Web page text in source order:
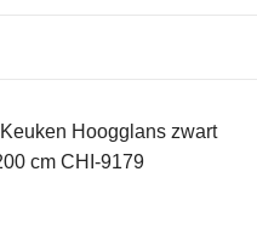
Keuken Hoogglans zwart
cm CHI-9179